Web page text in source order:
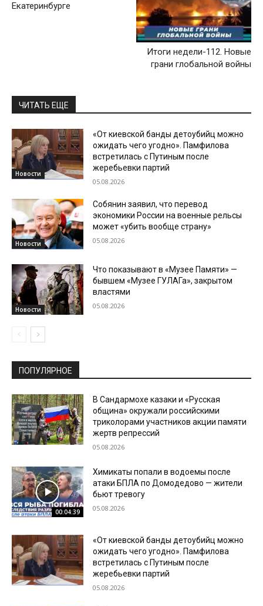
Екатеринбурге
Итоги недели-112. Новые
грани глобальной войны
ЧИТАТЬ ЕЩЕ
Новости
«От киевской банды детоубийц можно
ожидать чего угодно». Памфилова
встретилась с Путиным после
жеребьевки партий
05.08.2026
Новости
Собянин заявил, что перевод
экономики России на военные рельсы
может «убить вообще страну»
05.08.2026
Новости
Что показывают в «Музее Памяти» —
бывшем «Музее ГУЛАГа», закрытом
властями
05.08.2026
ПОПУЛЯРНОЕ
В Сандармохе казаки и «Русская
община» окружали российскими
триколорами участников акции памяти
жертв репрессий
05.08.2026
00:04:39
Химикаты попали в водоемы после
атаки БПЛА по Домодедово — жители
бьют тревогу
05.08.2026
«От киевской банды детоубийц можно
ожидать чего угодно». Памфилова
встретилась с Путиным после
жеребьевки партий
05.08.2026